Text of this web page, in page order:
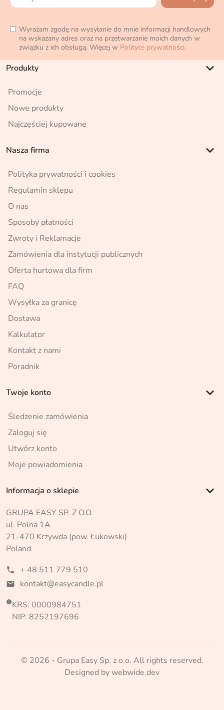
Wyrażam zgodę na wysyłanie do mnie informacji handlowych
na wskazany adres oraz na przetwarzanie moich danych w
związku z ich obsługą. Więcej w Polityce prywatności.
Produkty keyboard_arrow_down
Promocje
Nowe produkty
Najczęściej kupowane
Nasza firma keyboard_arrow_down
Polityka prywatności i cookies
Regulamin sklepu
O nas
Sposoby płatności
Zwroty i Reklamacje
Zamówienia dla instytucji publicznych
Oferta hurtowa dla firm
FAQ
Wysyłka za granicę
Dostawa
Kalkulator
Kontakt z nami
Poradnik
Twoje konto keyboard_arrow_down
Śledzenie zamówienia
Zaloguj się
Utwórz konto
Moje powiadomienia
Informacja o sklepie keyboard_arrow_down
GRUPA EASY SP. Z O.O.
ul. Polna 1A
21-470 Krzywda (pow. Łukowski)
Poland
phone + 48 511 779 510
mail kontakt@easycandle.pl
KRS: 0000984751
NIP: 8252197696
© 2026 - Grupa Easy Sp. z o.o. All rights reserved.
Designed by webwide.dev